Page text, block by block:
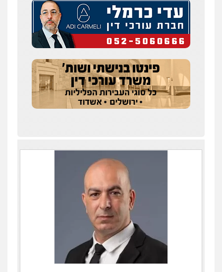
פלילי כלכלי אלימות סמים מעצרים
0525544654
שני אלגרבלי – משרד עורכי דין
עורכי דין לענייני אסירים
0507120031
עו"ד רונן בנדל
משפט פלילי פשיעה חמורה פלילי